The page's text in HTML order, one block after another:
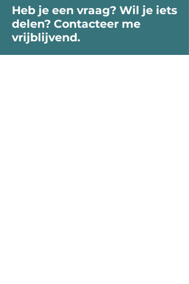
Heb je een vraag? Wil je iets
delen? Contacteer me
vrijblijvend.